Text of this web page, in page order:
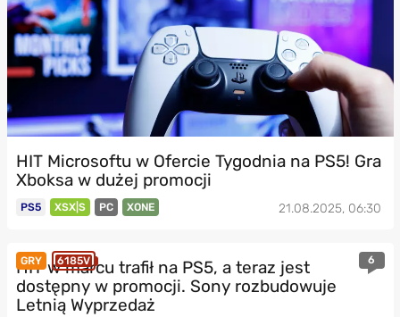
HIT Microsoftu w Ofercie Tygodnia na PS5! Gra
Xboksa w dużej promocji
PS5 XSX|S PC XONE 21.08.2025, 06:30
GRY 6185V 6
HIT w marcu trafił na PS5, a teraz jest
dostępny w promocji. Sony rozbudowuje
Letnią Wyprzedaż